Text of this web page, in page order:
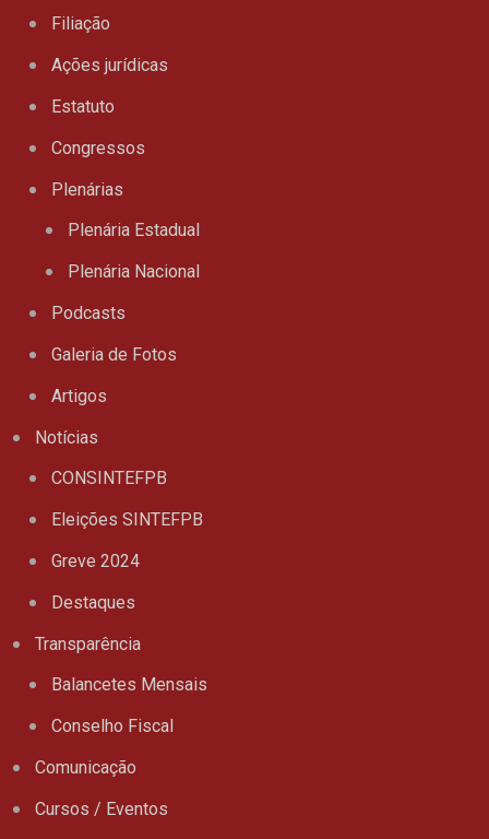
Filiação
Ações jurídicas
Estatuto
Congressos
Plenárias
Plenária Estadual
Plenária Nacional
Podcasts
Galeria de Fotos
Artigos
Notícias
CONSINTEFPB
Eleições SINTEFPB
Greve 2024
Destaques
Transparência
Balancetes Mensais
Conselho Fiscal
Comunicação
Cursos / Eventos